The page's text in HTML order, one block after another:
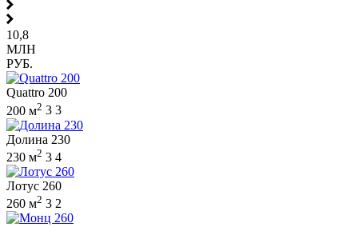
10,8
МЛН
РУБ.
Quattro 200
200 м2 3 3
Долина 230
230 м2 3 4
Лотус 260
260 м2 3 2